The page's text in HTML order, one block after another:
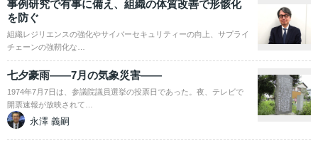
事例研究で有事に備え、組織の体質改善で形骸化
を防ぐ
組織レジリエンスの強化やサイバーセキュリティーの向上、サプライ
チェーンの強靭化な…
七夕豪雨――7月の気象災害――
1974年7月7日は、参議院議員選挙の投票日であった。夜、テレビで
開票速報が放映されて…
永澤 義嗣